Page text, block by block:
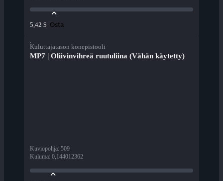
5,42 $ Osta
Kuluttajatason konepistooli
MP7 | Oliivinvihreä ruutuliina (Vähän käytetty)
Kuviopohja: 509
Kuluma: 0,144012362